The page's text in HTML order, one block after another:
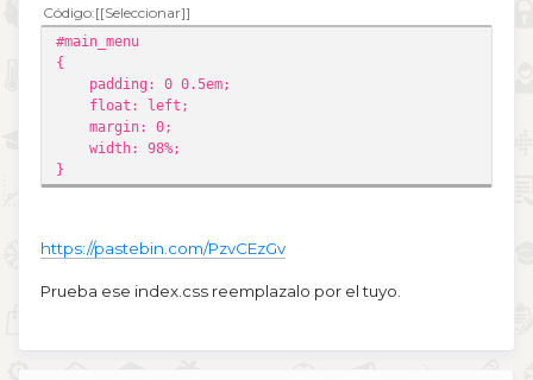
Código [Seleccionar]
#main_menu
{
padding: 0 0.5em;
float: left;
margin: 0;
width: 98%;
}
https://pastebin.com/PzvCEzGv
Prueba ese index.css reemplazalo por el tuyo.